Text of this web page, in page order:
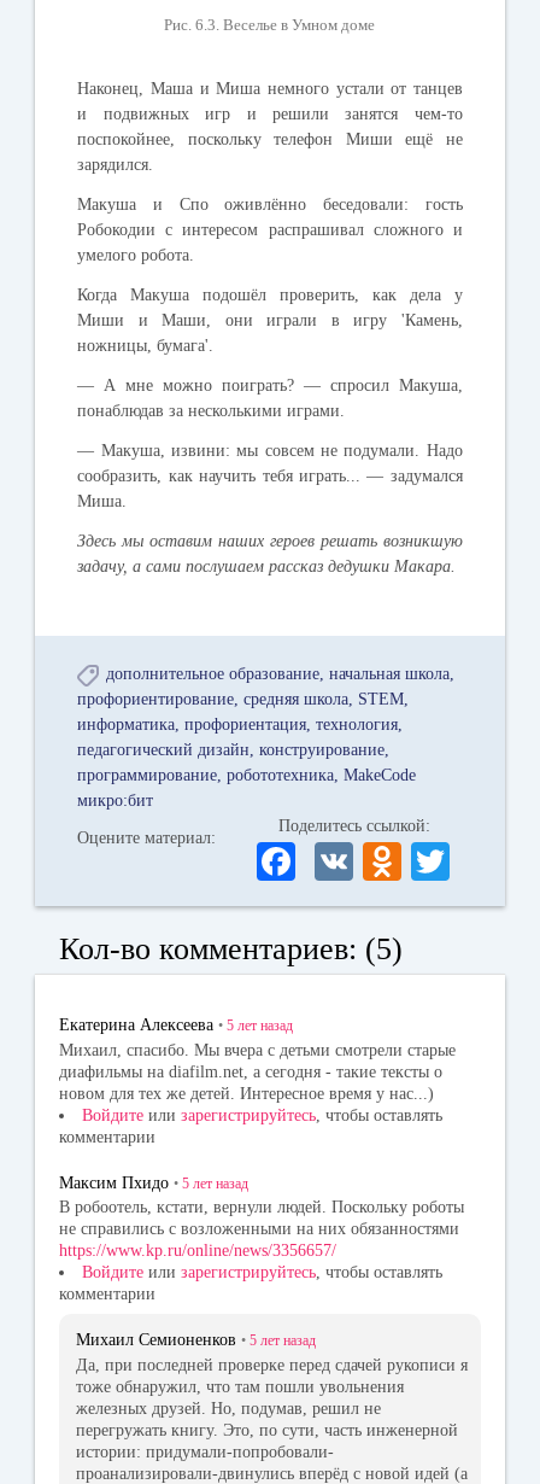
Рис. 6.3. Веселье в Умном доме
Наконец Маша и Миша немного устали от танцев
и
подвижных игр и решили занятся чем-то
поспокойнее
поскольку телефон Миши ещё
не
зарядился
Макуша и Спо оживлённо беседовали: гость
Робокодии
с интересом распрашивал сложного и
умелого робота
Когда Макуша подошёл проверить как дела
у
Миши
и Маши они играли в игру 'Камень,
ножницы ,бумага'.
— А мне можно поиграть? — спросил Макуша,
понаблюдав за несколькими играми
— Макуша, извини:мы совсем не подумали
Надо
сообразить
как научить тебя играть... — задумался
Миша
Здесь мы оставим наших героев решать возникшую
задачу,а сами послушаем рассказ дедушки Макара
дополнительное образование начальная школа
профориентирование средняя школа STEM
информатика профориентация технология
педагогический дизайн
конструирование
программирование робототехника MakeCode
микро:бит
Оцените материал:
Поделитесь ссылкой:
Fa
ce
bo
ok
V
K
O
dn
la
ni
ki
wi
r
Кол-во комментариев: (5)
Екатерина Алексеева • 5 лет назад
Михаил, спасибо. Мы вчера с детьми смотрели старые
диафильмы на diafilm.net, а сегодня - такие тексты о
новом для тех же детей. Интересное время у нас...)
Войдите или зарегистрируйтесь , чтобы оставлять
комментарии
Максим Пхидо • 5 лет назад
В робоотель, кстати, вернули людей. Поскольку роботы
не справились с возложенными на них обязанностями
https://www.kp.ru/online/news/3356657/
Войдите или зарегистрируйтесь, чтобы оставлять
комментарии
Михаил Семионенков • 5 лет назад
Да, при последней проверке перед сдачей рукописи я
тоже обнаружил, что там пошли увольнения
железных друзей. Но, подумав, решил не
перегружать книгу. Это, по сути, часть инженерной
истории: придумали-попробовали-
проанализировали-двинулись вперёд с новой идей (а